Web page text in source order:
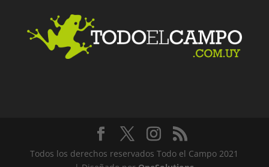
Todos los derechos reservados Todo el Campo 2021
Facebook